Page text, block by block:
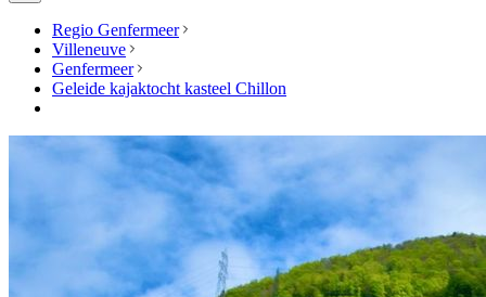
Regio Genfermeer
Villeneuve
Genfermeer
Geleide kajaktocht kasteel Chillon